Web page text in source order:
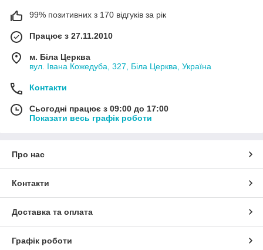
99% позитивних з 170 відгуків за рік
Працює з 27.11.2010
м. Біла Церква
вул. Івана Кожедуба, 327, Біла Церква, Україна
Контакти
Сьогодні працює з 09:00 до 17:00
Показати весь графік роботи
Про нас
Контакти
Доставка та оплата
Графік роботи